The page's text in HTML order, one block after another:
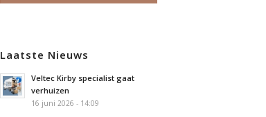
Laatste Nieuws
Veltec Kirby specialist gaat
verhuizen
16 juni 2026 - 14:09